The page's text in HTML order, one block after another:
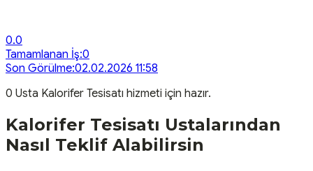
0.0
Tamamlanan İş:0
Son Görülme:02.02.2026 11:58
0 Usta Kalorifer Tesisatı hizmeti için hazır.
Kalorifer Tesisatı Ustalarından
Nasıl Teklif Alabilirsin